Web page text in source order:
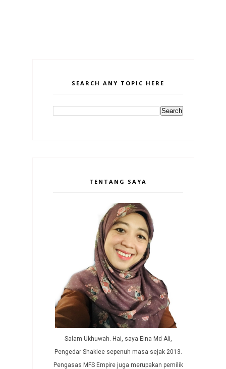
SEARCH ANY TOPIC HERE
TENTANG SAYA
Salam Ukhuwah. Hai, saya Eina Md Ali,
Pengedar Shaklee sepenuh masa sejak 2013.
Pengasas MFS Empire juga merupakan pemilik